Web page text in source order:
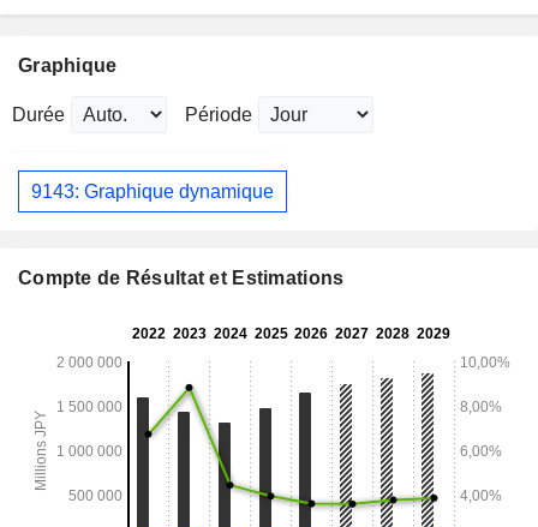
Graphique
Durée Période
9143: Graphique dynamique
Compte de Résultat et Estimations